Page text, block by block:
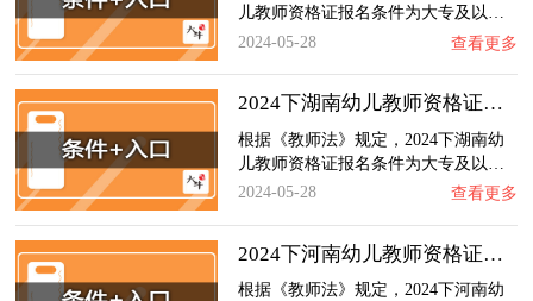
儿教师资格证报名条件为大专及以…
2024-05-28
查看更多
2024下湖南幼儿教师资格证报名条件+官网入口…
根据《教师法》规定，2024下湖南幼
儿教师资格证报名条件为大专及以…
2024-05-28
查看更多
2024下河南幼儿教师资格证报名条件+官网入口…
根据《教师法》规定，2024下河南幼